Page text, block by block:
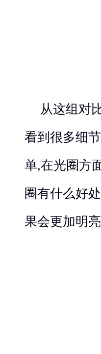
从这组对
看到很多细
单,在光圈方
圈有什么好
果会更加明亮